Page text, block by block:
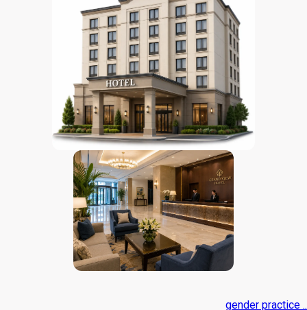
gender practice ..